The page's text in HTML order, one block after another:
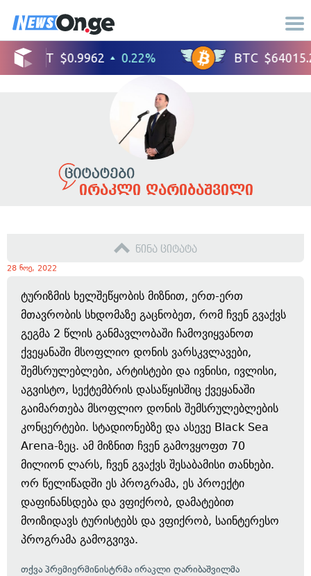
ირაკლი ღარიბაშვილი
წინა ციტატა
28 ნოე, 2022
ტურიზმის ხელშეწყობის მიზნით, ერთ-ერთ
მთავრობის სხდომაზე გაცნობეთ, რომ ჩვენ გვაქვს
გეგმა 2 წლის განმავლობაში ჩამოვიყვანოთ
ქვეყანაში მსოფლიო დონის ვარსკვლავები,
შემსრულებლები, არტისტები და ივნისი, ივლისი,
აგვისტო, სექტემბრის დასაწყისშიც ქვეყანაში
გაიმართება მსოფლიო დონის შემსრულებლების
კონცერტები. სტადიონებზე და ასევე Black Sea
Arena-ზეც. ამ მიზნით ჩვენ გამოვყოფთ 70
მილიონ ლარს, ჩვენ გვაქვს შესაბამისი თანხები.
ორ წელიწადში ეს პროგრამა, ეს პროექტი
დაფინანსდება და ვფიქრობ, დამატებით
მოიზიდავს ტურისტებს და ვფიქრობ, საინტერესო
პროგრამა გამოგვივა.
თქვა პრემიერმინისტრმა ირაკლი ღარიბაშვილმა